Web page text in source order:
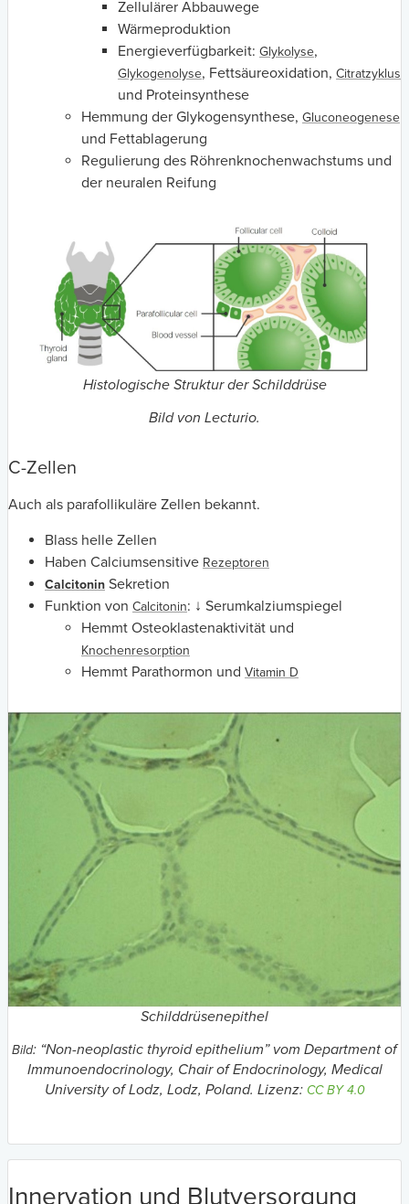
Zellulärer Abbauwege
Wärmeproduktion
Energieverfügbarkeit: Glykolyse,
Glykogenolyse, Fettsäureoxidation, Citratzyklus
und Proteinsynthese
Hemmung der Glykogensynthese, Gluconeogenese
und Fettablagerung
Regulierung des Röhrenknochenwachstums und
der neuralen Reifung
Histologische Struktur der Schilddrüse
Bild von Lecturio.
C-Zellen
Auch als parafollikuläre Zellen bekannt.
Blass helle Zellen
Haben Calciumsensitive Rezeptoren
Calcitonin Sekretion
Funktion von Calcitonin: ↓ Serumkalziumspiegel
Hemmt Osteoklastenaktivität und
Knochenresorption
Hemmt Parathormon und Vitamin D
Schilddrüsenepithel
Bild: “Non-neoplastic thyroid epithelium” vom Department of
Immunoendocrinology, Chair of Endocrinology, Medical
University of Lodz, Lodz, Poland. Lizenz: CC BY 4.0
Innervation und Blutversorgung